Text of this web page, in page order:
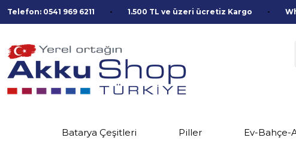
Telefon: 0541 969 6211 1.500 TL ve üzeri ücretiz Kargo
Batarya Çeşitleri Piller Ev-Bahçe-